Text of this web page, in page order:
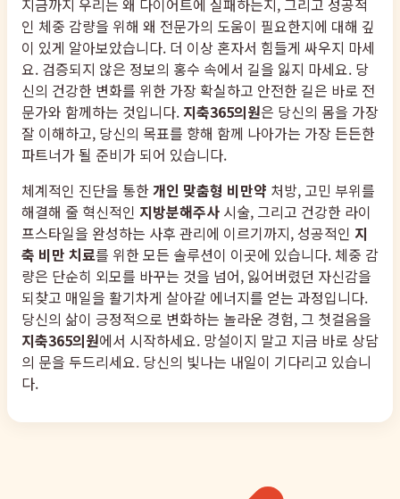
지금까지 우리는 왜 다이어트에 실패하는지, 그리고 성공적
인 체중 감량을 위해 왜 전문가의 도움이 필요한지에 대해 깊
이 있게 알아보았습니다. 더 이상 혼자서 힘들게 싸우지 마세
요. 검증되지 않은 정보의 홍수 속에서 길을 잃지 마세요. 당
신의 건강한 변화를 위한 가장 확실하고 안전한 길은 바로 전
문가와 함께하는 것입니다. 지축365의원은 당신의 몸을 가장
잘 이해하고, 당신의 목표를 향해 함께 나아가는 가장 든든한
파트너가 될 준비가 되어 있습니다.
체계적인 진단을 통한개인 맞춤형 비만약 처방, 고민 부위를
해결해 줄 혁신적인 지방분해주사 시술, 그리고 건강한 라이
프스타일을 완성하는 사후 관리에 이르기까지, 성공적인 지
축 비만 치료를 위한 모든 솔루션이 이곳에 있습니다. 체중 감
량은 단순히 외모를 바꾸는 것을 넘어, 잃어버렸던 자신감을
되찾고 매일을 활기차게 살아갈 에너지를 얻는 과정입니다.
당신의 삶이 긍정적으로 변화하는 놀라운 경험, 그 첫걸음을
지축365의원에서 시작하세요. 망설이지 말고 지금 바로 상담
의 문을 두드리세요. 당신의 빛나는 내일이 기다리고 있습니
다.